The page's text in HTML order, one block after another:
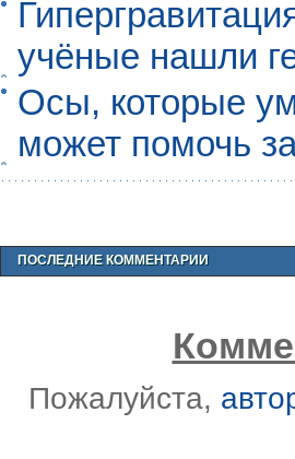
учёные нашли
Осы, которые
может помочь
ПОСЛЕДНИЕ КОММЕНТАРИИ
Пожалуйста,